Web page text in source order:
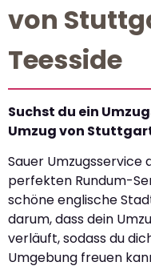
von
Teesside
Suchst du ein
Umzug von
Sauer
perfekten Rundum-
schöne englische
darum, dass dein
verläuft, sodass du
Umgebung freuen